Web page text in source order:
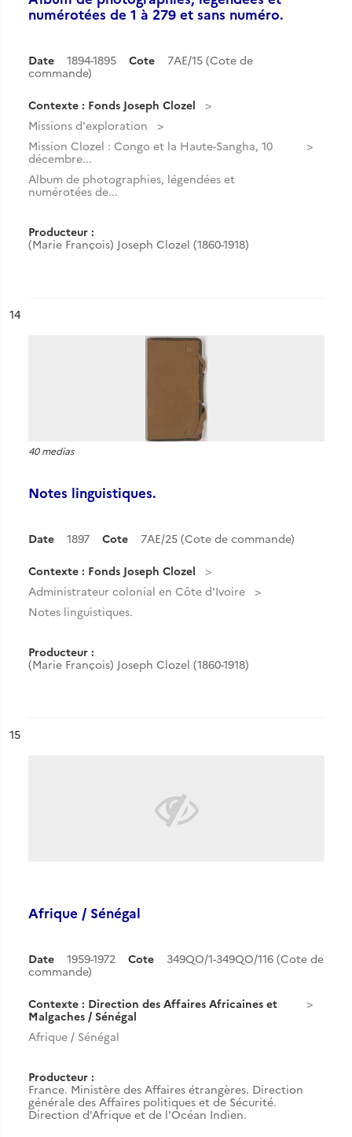
numérotées de 1 à 279 et sans numéro.
Date 1894-1895 Cote
7AE/15 (Cote de
commande)
Contexte : Fonds Joseph Clozel
Missions d'exploration
Mission Clozel : Congo et la Haute-Sangha, 10
décembre...
Album de photographies, légendées et
numérotées de...
Producteur :
(Marie François) Joseph Clozel (1860-1918)
n°
14
40 medias
Notes linguistiques.
Date 1897 Cote 7AE/25 (Cote de commande)
Contexte : Fonds Joseph Clozel
Administrateur colonial en Côte d'Ivoire
Notes linguistiques.
Producteur :
(Marie François) Joseph Clozel (1860-1918)
n°
15
Afrique / Sénégal
Date 1959-1972 Cote
349QO/1-349QO/116 (Cote de
commande)
Contexte : Direction des Affaires Africaines et
Malgaches / Sénégal
Afrique / Sénégal
Producteur :
France. Ministère des Affaires étrangères. Direction
générale des Affaires politiques et de Sécurité.
Direction d'Afrique et de l'Océan Indien.